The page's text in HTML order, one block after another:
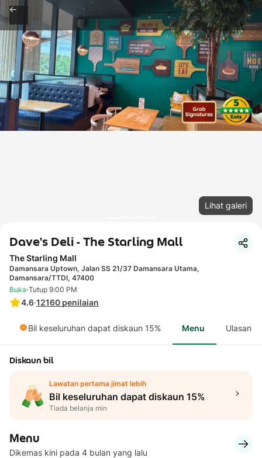
Lihat galeri
Dave's Deli - The Starling Mall
The Starling Mall
Damansara Uptown, Jalan SS 21/37 Damansara Utama,
Damansara/TTDI, 47400
4.6·12160 penilaian
Buka·Tutup 9:00 PM
Bil keseluruhan dapat diskaun 15% Menu Ulasan
Diskaun bil
Lawatan pertama jimat lebih
Bil keseluruhan dapat diskaun 15%
Tiada belanja min
Menu
Dikemas kini pada 4 bulan yang lalu